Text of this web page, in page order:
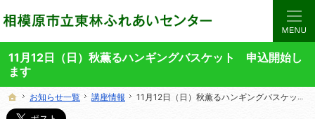
11月12日（日）秋薫るハンギングバスケット 申込開始し
ます
ホーム
お知らせ一覧 講座情報 11月12日（日）秋薫るハンギングバスケット 申込開始します
ホーム
お知らせ一覧 講座情報 11月12日（日）秋薫るハンギングバスケット 申込開始します